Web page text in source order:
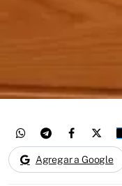
Agregar a Google